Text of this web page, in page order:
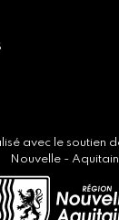
avec le soutien
Nouvelle -